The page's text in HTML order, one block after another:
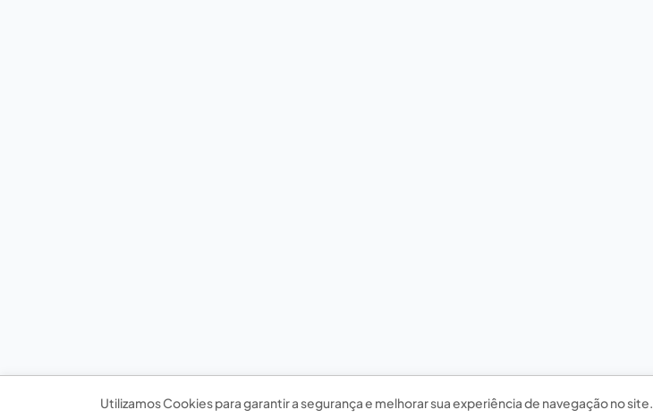
Utilizamos Cookies para garantir a segurança e melhorar sua experiência de navegação no site.